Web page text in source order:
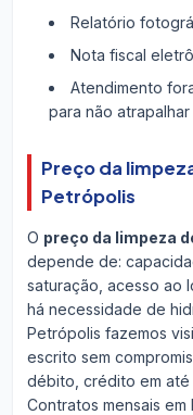
Relatório
Nota fiscal
Atendimento
para não
Preço da
Petrópolis
O preço da limpeza
depende de:
saturação, acesso ao
há necessidade de
Petrópolis fazemos
escrito sem
débito, crédito em até
Contratos mensais